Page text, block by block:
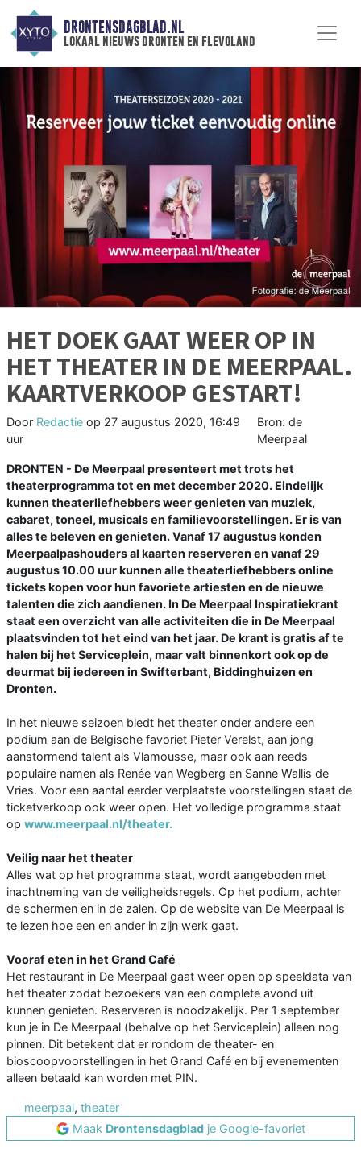
DRONTENSDAGBLAD.NL
lokaal nieuws dronten en flevoland
HET DOEK GAAT WEER OP IN
HET THEATER IN DE MEERPAAL.
KAARTVERKOOP GESTART!
Door Redactie op 27 augustus 2020, 16:49
uur
Bron: de
Meerpaal
DRONTEN - De Meerpaal presenteert met trots het
theaterprogramma tot en met december 2020. Eindelijk
kunnen theaterliefhebbers weer genieten van muziek,
cabaret, toneel, musicals en familievoorstellingen. Er is van
alles te beleven en genieten. Vanaf 17 augustus konden
Meerpaalpashouders al kaarten reserveren en vanaf 29
augustus 10.00 uur kunnen alle theaterliefhebbers online
tickets kopen voor hun favoriete artiesten en de nieuwe
talenten die zich aandienen. In De Meerpaal Inspiratiekrant
staat een overzicht van alle activiteiten die in De Meerpaal
plaatsvinden tot het eind van het jaar. De krant is gratis af te
halen bij het Serviceplein, maar valt binnenkort ook op de
deurmat bij iedereen in Swifterbant, Biddinghuizen en
Dronten.
In het nieuwe seizoen biedt het theater onder andere een
podium aan de Belgische favoriet Pieter Verelst, aan jong
aanstormend talent als Vlamousse, maar ook aan reeds
populaire namen als Renée van Wegberg en Sanne Wallis de
Vries. Voor een aantal eerder verplaatste voorstellingen staat de
ticketverkoop ook weer open. Het volledige programma staat
op www.meerpaal.nl/theater.
Veilig naar het theater
Alles wat op het programma staat, wordt aangeboden met
inachtneming van de veiligheidsregels. Op het podium, achter
de schermen en in de zalen. Op de website van De Meerpaal is
te lezen hoe een en ander in zijn werk gaat.
Vooraf eten in het Grand Café
Het restaurant in De Meerpaal gaat weer open op speeldata van
het theater zodat bezoekers van een complete avond uit
kunnen genieten. Reserveren is noodzakelijk. Per 1 september
kun je in De Meerpaal (behalve op het Serviceplein) alleen nog
pinnen. Dit betekent dat er rondom de theater- en
bioscoopvoorstellingen in het Grand Café en bij evenementen
alleen betaald kan worden met PIN.
meerpaal, theater
Maak Drontensdagbladje Google-favoriet